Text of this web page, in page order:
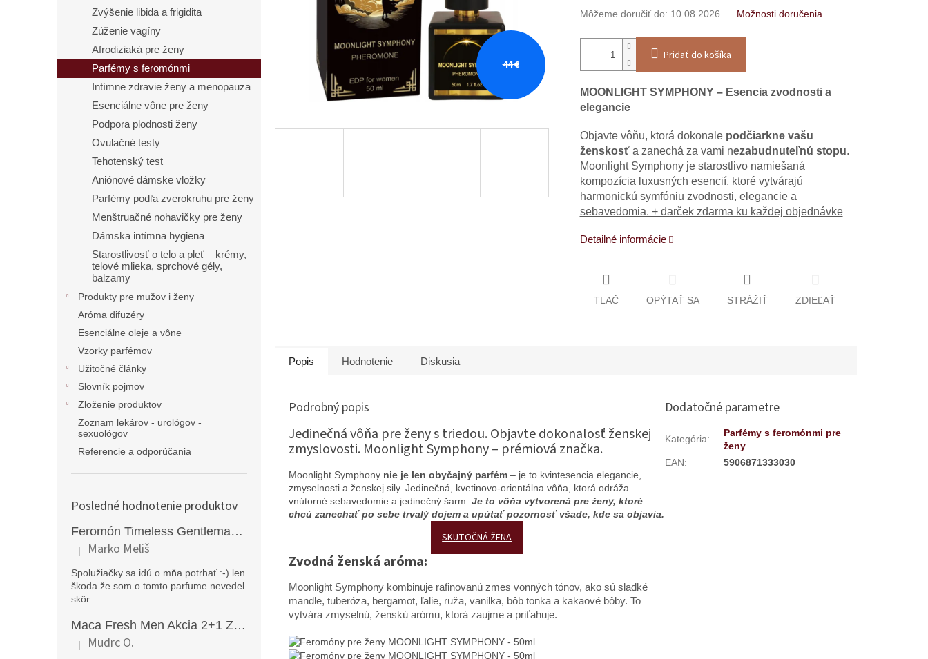
Zvýšenie libida a frigidita
Zúženie vagíny
Afrodiziaká pre ženy
Parfémy s feromónmi
Intímne zdravie ženy a menopauza
Esenciálne vône pre ženy
Podpora plodnosti ženy
Ovulačné testy
Tehotenský test
Aniónové dámske vložky
Parfémy podľa zverokruhu pre ženy
Menštruačné nohavičky pre ženy
Dámska intímna hygiena
Starostlivosť o telo a pleť – krémy,
telové mlieka, sprchové gély,
balzamy
Produkty pre mužov i ženy
Aróma difuzéry
Esenciálne oleje a vône
Vzorky parfémov
Užitočné články
Slovník pojmov
Zloženie produktov
Zoznam lekárov - urológov -
sexuológov
Referencie a odporúčania
Posledné hodnotenie produktov
Feromón Timeless Gentleman silný feromónový parfém pre mužov - 50ml
Hodnotenie produktu je 5 z 5 hviezdičiek.
| Marko Meliš
Spolužiačky sa idú o mňa potrhať :-) len
škoda že som o tomto parfume nevedel
skôr
Maca Fresh Men Akcia 2+1 ZDARMA (270kapsúl )
Hodnotenie produktu je 5 z 5 hviezdičiek.
| Mudrc O.
44 €
Môžeme doručiť do: 10.08.2026 Možnosti doručenia
Pridať do košíka
MOONLIGHT SYMPHONY – Esencia zvodnosti a
elegancie
Objavte vôňu, ktorá dokonale podčiarkne vašu
ženskosťa zanechá za vami nezabudnuteľnú stopu.
Moonlight Symphony je starostlivo namiešaná
kompozícia luxusných esencií, ktoré vytvárajú
harmonickú symfóniu zvodnosti, elegancie a
sebavedomia. + darček zdarma ku každej objednávke
Detailné informácie
TLAČ OPÝTAŤ SA STRÁŽIŤ ZDIEĽAŤ
Popis Hodnotenie Diskusia
Podrobný popis
Jedinečná vôňa pre ženy s triedou. Objavte dokonalosť ženskej
zmyslovosti. Moonlight Symphony – prémiová značka.
Moonlight Symphony nie je len obyčajný parfém – je to kvintesencia elegancie,
zmyselnosti a ženskej sily. Jedinečná, kvetinovo-orientálna vôňa, ktorá odráža
vnútorné sebavedomie a jedinečný šarm. Je to vôňa vytvorená pre ženy, ktoré
chcú zanechať po sebe trvalý dojem a upútať pozornosť všade, kde sa objavia.
SKUTOČNÁ ŽENA
Zvodná ženská aróma:
Moonlight Symphony kombinuje rafinovanú zmes vonných tónov, ako sú sladké
mandle, tuberóza, bergamot, ľalie, ruža, vanilka, bôb tonka a kakaové bôby. To
vytvára zmyselnú, ženskú arómu, ktorá zaujme a priťahuje.
Dodatočné parametre
Kategória:
Parfémy s feromónmi pre
ženy
EAN: 5906871333030